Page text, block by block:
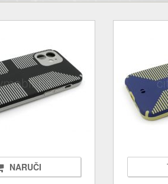
NARUČI